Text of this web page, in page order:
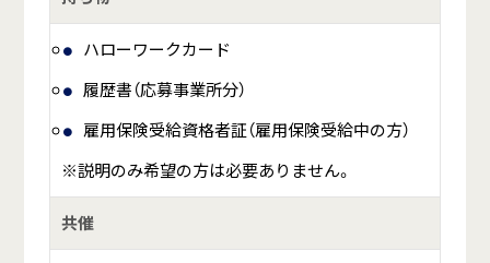
ハローワークカード
履歴書（応募事業所分）
雇用保険受給資格者証（雇用保険受給中の方）
※説明のみ希望の方は必要ありません。
共催